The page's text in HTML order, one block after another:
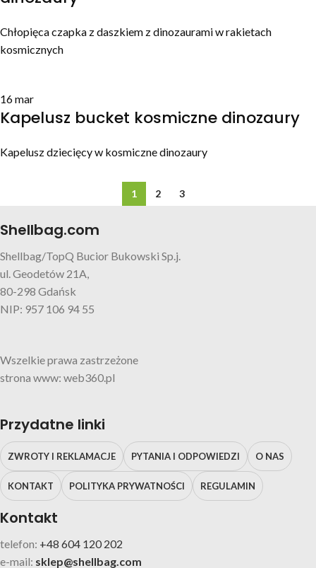
Chłopięca czapka z daszkiem z dinozaurami w rakietach
kosmicznych
16mar
Kapelusz bucket kosmiczne dinozaury
Kapelusz dziecięcy w kosmiczne dinozaury
1 2 3
Shellbag.com
Shellbag/TopQ Bucior Bukowski Sp.j.
ul. Geodetów 21A,
80-298 Gdańsk
NIP: 957 106 94 55
Wszelkie prawa zastrzeżone
strona www: web360.pl
Przydatne linki
ZWROTY I REKLAMACJE PYTANIA I ODPOWIEDZI O NAS
KONTAKT POLITYKA PRYWATNOŚCI REGULAMIN
Kontakt
telefon: +48 604 120 202
e-mail: sklep@shellbag.com